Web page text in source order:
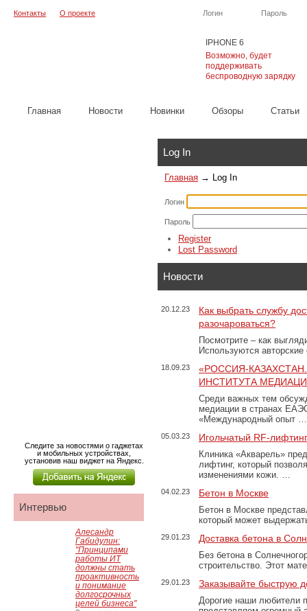
IPHONE 6
Возможно, будет
поддерживать
беспроводную зарядку
Логин Пароль
Контакты О проекте
Главная Новости Новинки Обзоры Cтатьи
Log In
Главная → Log In
Логин
Пароль
Register
Lost Password
Новости
20.12.23
Как выбрать службу
разочароваться?
Посмотрите – как
Используются
18.09.23
«РОССИЯ-
ИНСТИТУТА
Среди важных тем
медиации в странах
«Международный опыт …
05.03.23 Игольчатый RF-
Клиника «Акварель»
лифтинг, который
изменениями кожи. …
04.02.23 Бетон в Москве
Бетон в Москве
который может
29.01.23 Доставка бетона в
Без бетона в
строительство. Этот
29.01.23 Заказывайте быструю
Дорогие наши любители
Следите за новостями о гаджетах
и мобильных устройствах,
установив наш виджет на Яндекс.
Интервью
Алесандр
Габидулин:
"Принципами
работы ИТ
должны стать
проактивность
и понимание
долгосрочных
целей бизнеса"